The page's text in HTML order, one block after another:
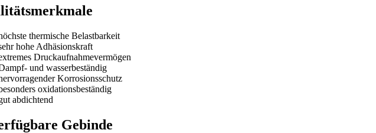
thermische Belastbarkeit
hohe Adhäsionskraft
Druckaufnahmevermögen
und wasserbeständig
Korrosionsschutz
oxidationsbeständig
abdichtend
Gebinde